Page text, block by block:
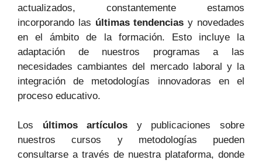
actualizados, constantemente⁤ estamos
incorporando las últimas tendencias y novedades
en el ámbito de ‌la ‌formación. Esto incluye⁤ la
adaptación de nuestros programas a las
necesidades cambiantes ‌del mercado laboral y la
integración de metodologías innovadoras en el
⁤proceso educativo.
Los últimos ⁤artículos y⁢ publicaciones⁣ sobre
nuestros cursos y metodologías pueden
consultarse a través ‌de​ nuestra plataforma, donde